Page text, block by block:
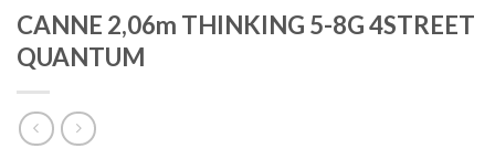
CANNE 2,06m THINKING 5-8G 4STREET
QUANTUM